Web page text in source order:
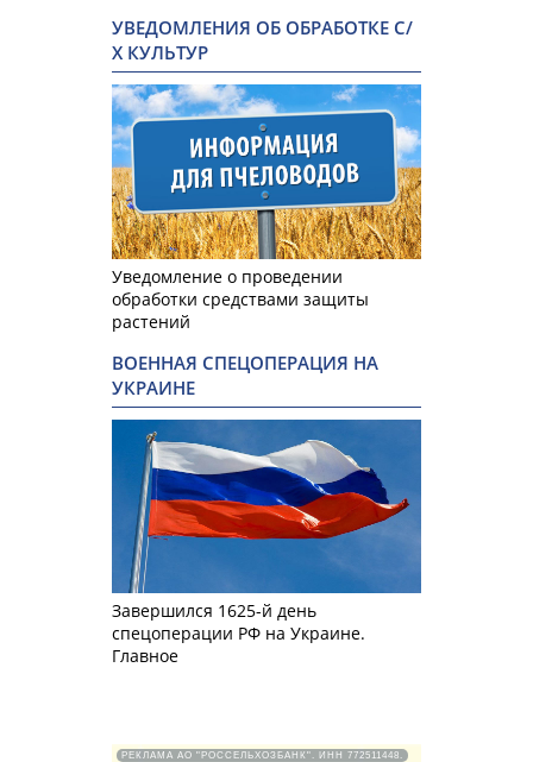
УВЕДОМЛЕНИЯ ОБ ОБРАБОТКЕ С/
Х КУЛЬТУР
Уведомление о проведении
обработки средствами защиты
растений
ВОЕННАЯ СПЕЦОПЕРАЦИЯ НА
УКРАИНЕ
Завершился 1625-й день
спецоперации РФ на Украине.
Главное
РЕКЛАМА АО "РОССЕЛЬХОЗБАНК". ИНН 772511448.